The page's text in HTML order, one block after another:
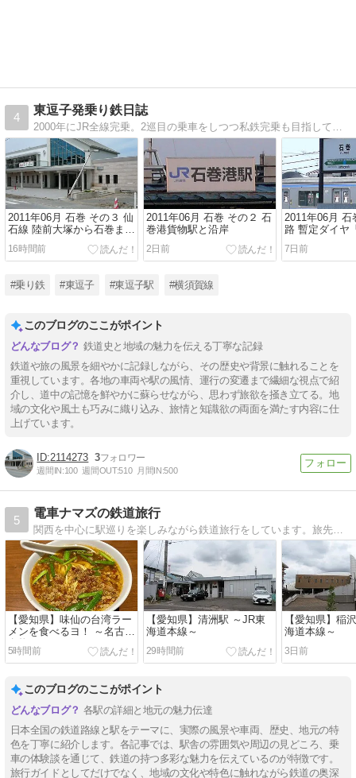
4
東逗子発乗り鉄日誌
2000年にJR全線完乗。2巡目の乗車をしつつ私鉄完乗も目指しています。過去の全国乗り鉄記録を公開。今は乗ることのできない路線や車両も紹介しています。横須賀線や東逗子駅の関連情報も。
2011年06月 石巻 その３ 仙
石線 陸前大塚から石巻まで
の被災状況
16時間前
2011年06月 石巻 その２ 石
巻港貨物駅と沿岸
2日前
2011年06月 石
路 暫定ダイヤ
代用閉塞の石
7日前
#乗り鉄 #東逗子 #東逗子駅 #横須賀線
このブログのここがポイント
鉄道史と地域の魅力を伝える丁寧な記録
鉄道や旅の風景を細やかに記録しながら、その歴史や背景に触れることを
重視しています。各地の車両や駅の風情、運行の変遷まで繊細な視点で紹
介し、道中の記憶を鮮やかに蘇らせながら、思わず旅欲を掻き立てる。地
域の文化や風土も巧みに織り込み、旅情と知識欲の両面を満たす内容に仕
上げています。
2114273 3
週間IN:100 週間OUT:510 月間IN:500
5
電車ナマズの鉄道旅行
関西を中心に駅巡りを楽しみながら鉄道旅行をしています。旅先での名物、名所なども取り上げて行こうかと思います。
【愛知県】味仙の台湾ラー
メンを食べるヨ！ ～名古屋
名物～
5時間前
【愛知県】清洲駅 ～JR東
海道本線～
29時間前
【愛知県】稲
海道本線～
3日前
このブログのここがポイント
各駅の詳細と地元の魅力伝達
日本全国の鉄道路線と駅をテーマに、実際の風景や車両、歴史、地元の特
色を丁寧に紹介します。各記事では、駅舎の雰囲気や周辺の見どころ、乗
車の体験談を通じて、鉄道の持つ多彩な魅力を伝えているのが特徴です。
旅行ガイドとしてだけでなく、地域の文化や特色に触れながら鉄道の奥深